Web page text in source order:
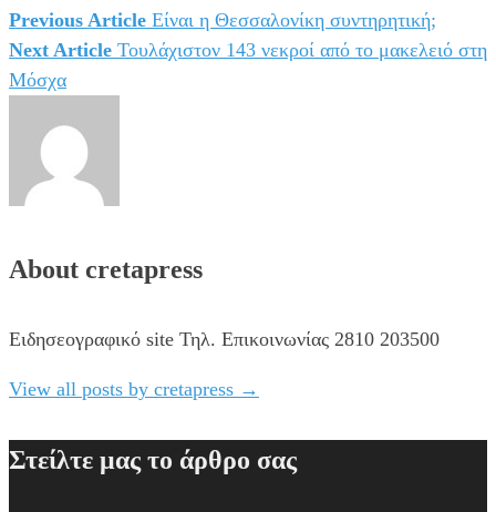
Πλοήγηση
άρθρων
Previous Article Είναι η Θεσσαλονίκη συντηρητική;
Next Article Τουλάχιστον 143 νεκροί από το μακελειό στη
Μόσχα
About cretapress
Ειδησεογραφικό site Τηλ. Επικοινωνίας 2810 203500
View all posts by cretapress →
Στείλτε μας το άρθρο σας